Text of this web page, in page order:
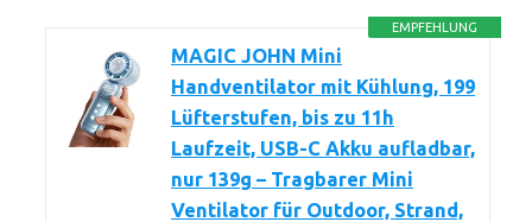
EMPFEHLUNG
MAGIC JOHN Mini
Handventilator mit Kühlung, 199
Lüfterstufen, bis zu 11h
Laufzeit, USB-C Akku aufladbar,
nur 139g – Tragbarer Mini
Ventilator für Outdoor, Strand,